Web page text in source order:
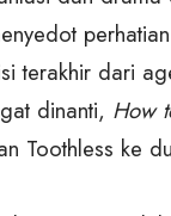
terakhir dari
dinanti, How
Toothless ke